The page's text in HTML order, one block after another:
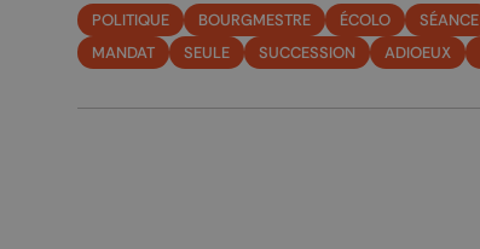
POLITIQUE BOURGMESTRE ÉCOLO SÉANCE
MANDAT
SEULE SUCCESSION ADIOEUX